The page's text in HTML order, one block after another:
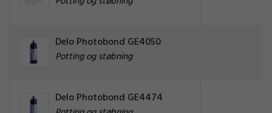
Delo Photobond GE4050
Potting og støbning
Delo Photobond GE4474